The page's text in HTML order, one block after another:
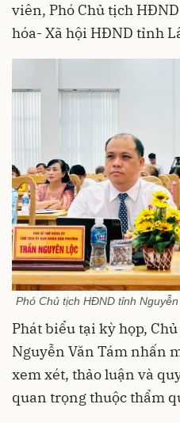
viên, Phó Chủ tịch
hóa- Xã hội HĐND tỉnh
Phó Chủ tịch HĐND tỉnh
Phát biểu tại kỳ họp,
Nguyễn Văn Tám nhấn
xem xét, thảo luận và
quan trọng thuộc thẩm